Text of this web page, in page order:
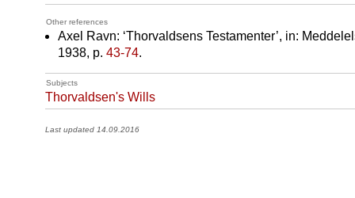
Other references
Axel Ravn: ‘Thorvaldsens Testamenter’, in:
1938, p. 43-74.
Subjects
Thorvaldsen's Wills
Last updated 14.09.2016